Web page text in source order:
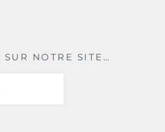
SUR NOTRE SITE…